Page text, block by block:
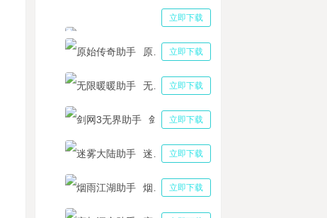
立即下载
三国志战略版助手
立即下载
立即下载
立即下载
立即下载
立即下载